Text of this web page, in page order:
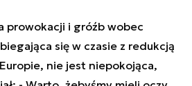
prowokacji i gróźb wobec
się w czasie z redukcją
nie jest niepokojąca,